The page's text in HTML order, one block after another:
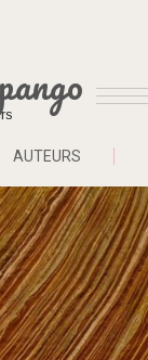
AUTEURS